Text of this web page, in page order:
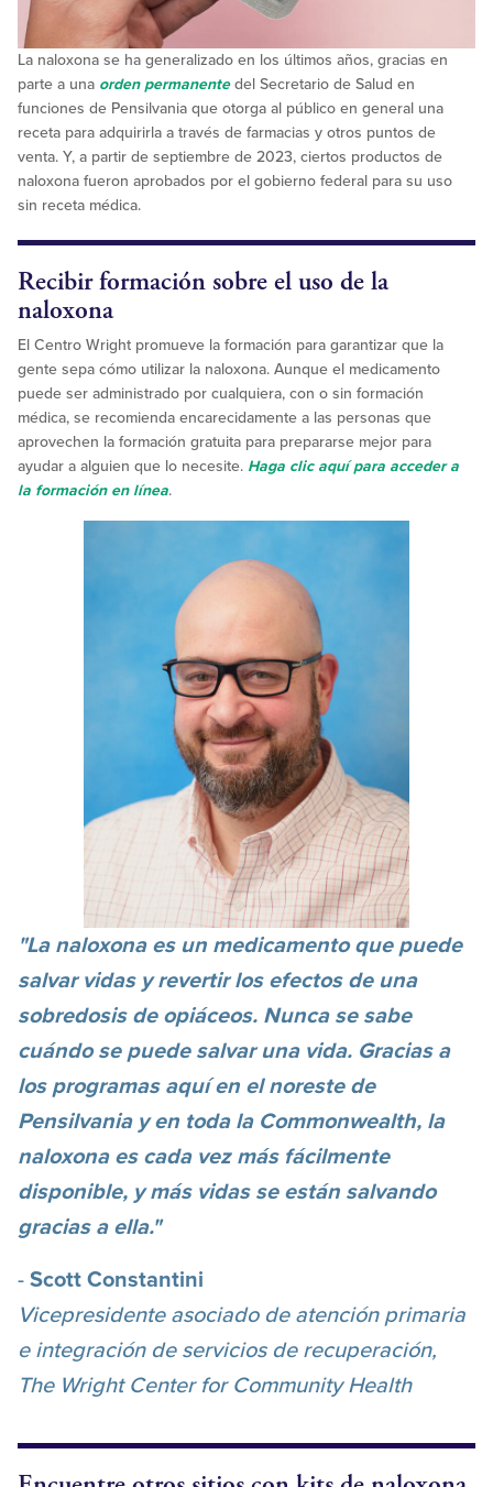
La naloxona se ha generalizado en los últimos años, gracias en
parte a una orden permanentedel Secretario de Salud en
funciones de Pensilvania que otorga al público en general una
receta para adquirirla a través de farmacias y otros puntos de
venta. Y, a partir de septiembre de 2023, ciertos productos de
naloxona fueron aprobados por el gobierno federal para su uso
sin receta médica.
Recibir formación sobre el uso de la
naloxona
El Centro Wright promueve la formación para garantizar que la
gente sepa cómo utilizar la naloxona. Aunque el medicamento
puede ser administrado por cualquiera, con o sin formación
médica, se recomienda encarecidamente a las personas que
aprovechen la formación gratuita para prepararse mejor para
ayudar a alguien que lo necesite. Haga clic aquí para acceder a
la formación en línea.
"La naloxona es un medicamento que puede
salvar vidas y revertir los efectos de una
sobredosis de opiáceos. Nunca se sabe
cuándo se puede salvar una vida. Gracias a
los programas aquí en el noreste de
Pensilvania y en toda la Commonwealth, la
naloxona es cada vez más fácilmente
disponible, y más vidas se están salvando
gracias a ella."
- Scott Constantini
Vicepresidente asociado de atención primaria
e integración de servicios de recuperación,
The Wright Center for Community Health